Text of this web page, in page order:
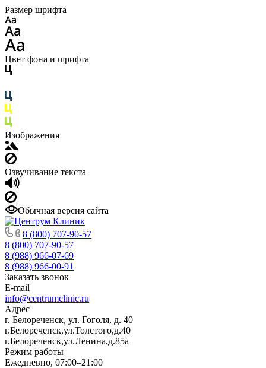
Размер шрифта
Цвет фона и шрифта
Изображения
Озвучивание текста
Обычная версия сайта
8 (800) 707-90-57
8 (800) 707-90-57
8 (988) 966-07-69
8 (988) 966-00-91
Заказать звонок
E-mail
info@centrumclinic.ru
Адрес
г. Белореченск, ул. Гоголя, д. 40
г.Белореченск,ул.Толстого,д.40
г.Белореченск,ул.Ленина,д.85а
Режим работы
Ежедневно, 07:00–21:00